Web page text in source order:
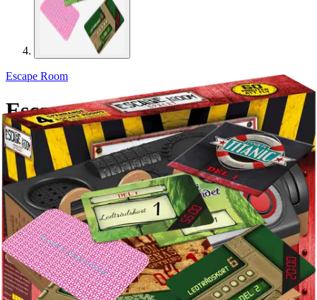
Escape Room
Escape Room RED -
pakohuonepeli
33,96 €
Asiakasomistajahinta
Hinta ilman S-Etukorttia: 39,95 €
Verkkokaupan hinta
Valitse toimitustapa